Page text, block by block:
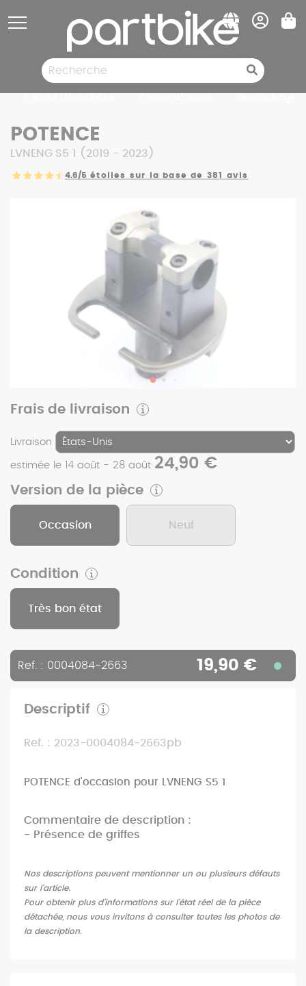
POTENCE
LVNENG S5 1 (2019 - 2023)
4.6/5 étoiles sur la base de 381 avis
Frais de livraison
Livraison
estimée le 14 août - 28 août 24,90 €
Version de la pièce
Occasion Neuf
Condition
Très bon état
Ref. : 0004084-2663 19,90 €
Descriptif
Ref. : 2023-0004084-2663pb
POTENCE d'occasion pour LVNENG S5 1
Commentaire de description :
- Présence de griffes
Nos descriptions peuvent mentionner un ou plusieurs défauts
sur l'article.
Pour obtenir plus d'informations sur l'état réel de la pièce
détachée, nous vous invitons à consulter toutes les photos de
la description.